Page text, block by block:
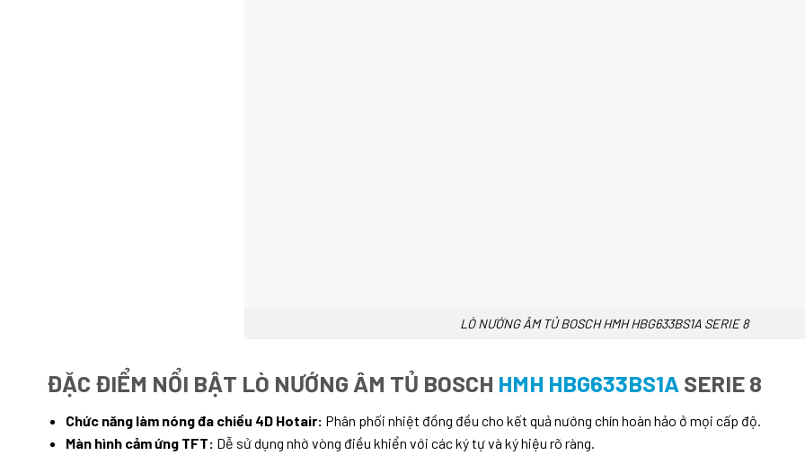
LÒ NƯỚNG ÂM TỦ BOSCH HMH HBG633BS1A SERIE 8
ĐẶC ĐIỂM NỔI BẬT LÒ NƯỚNG ÂM TỦ BOSCH HMH HBG633BS1A SERIE 8
Chức năng làm nóng đa chiều 4D Hotair: Phân phối nhiệt đồng đều cho kết quả nướng chín hoàn hảo ở mọi cấp độ.
Màn hình cảm ứng TFT: Dễ sử dụng nhờ vòng điều khiển với các ký tự và ký hiệu rõ ràng.